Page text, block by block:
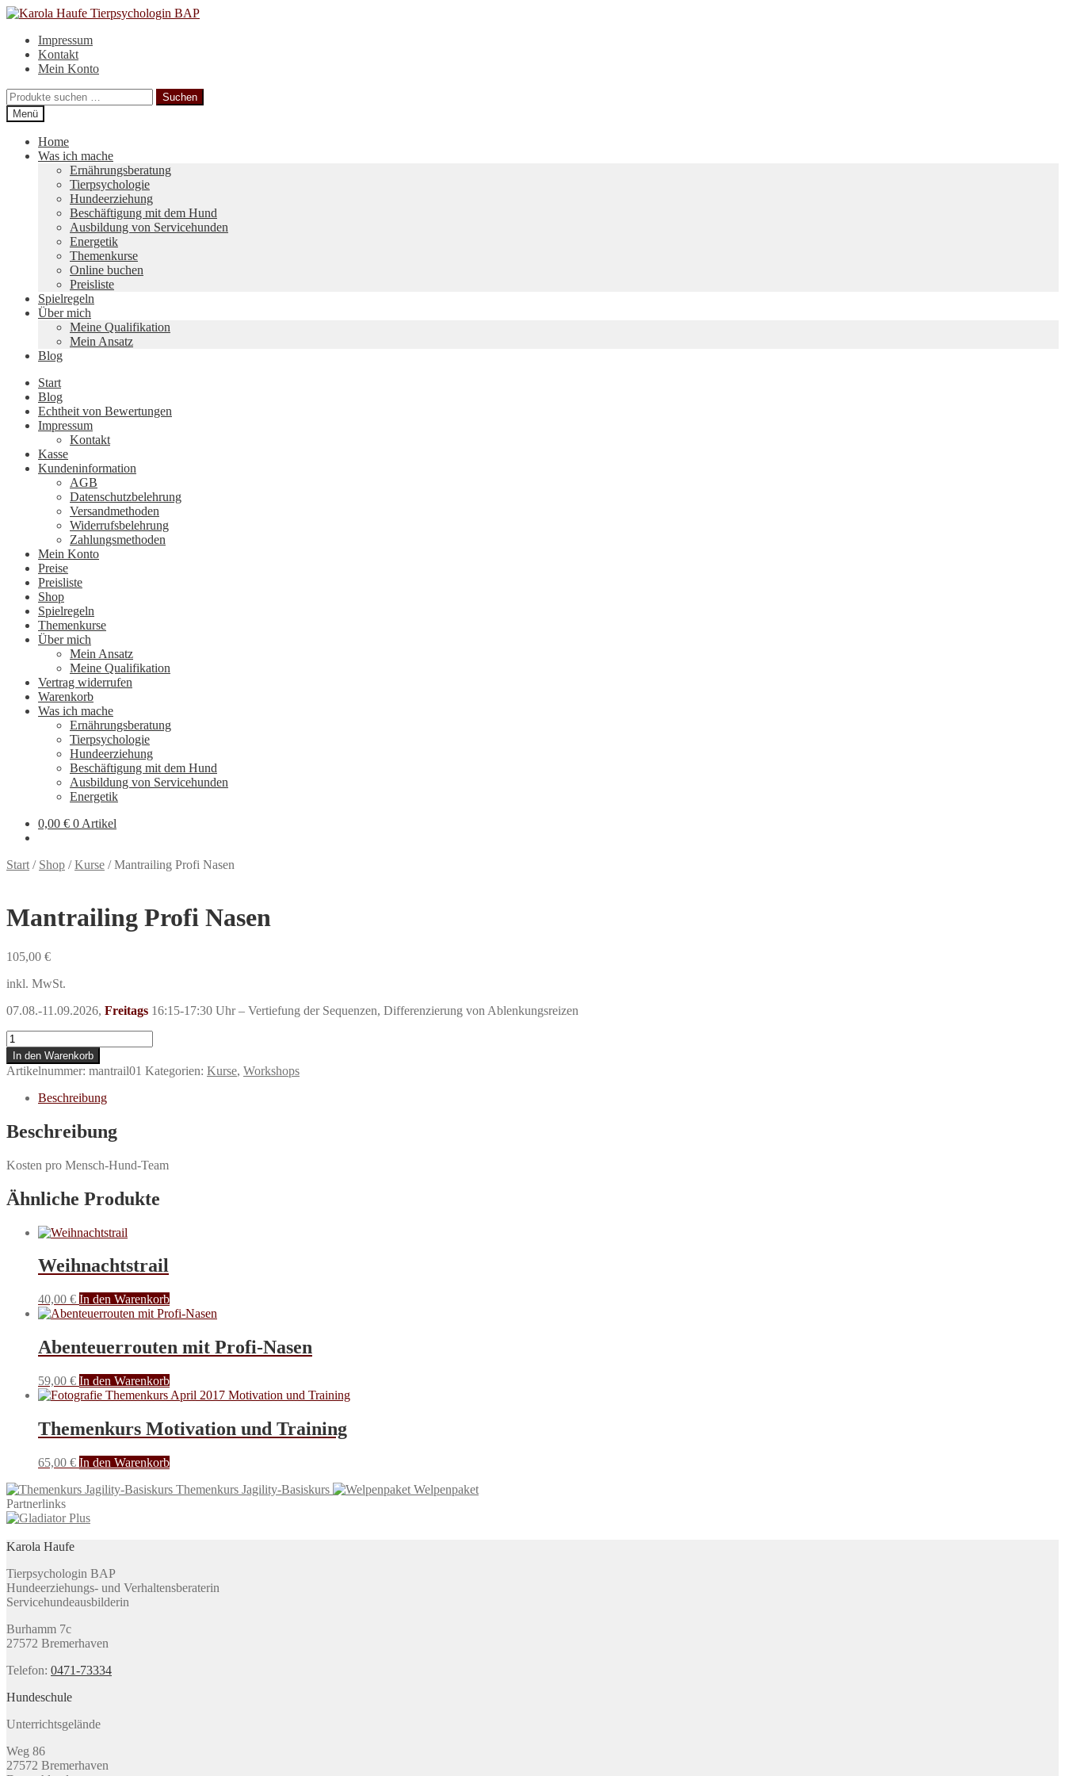
Zur
springen
Zum
springenImpressum
Kontakt
Mein Konto
Suchen
nach:
Suchen
Menü
Home
Was ich mache
Ernährungsberatung
Tierpsychologie
Hundeerziehung
Beschäftigung mit dem Hund
Ausbildung von Servicehunden
Energetik
Themenkurse
Online buchen
Preisliste
Spielregeln
Über mich
Meine Qualifikation
Mein Ansatz
Blog
Start
Blog
Echtheit von Bewertungen
Impressum
Kontakt
Kasse
Kundeninformation
AGB
Datenschutzbelehrung
Versandmethoden
Widerrufsbelehrung
Zahlungsmethoden
Mein Konto
Preise
Preisliste
Shop
Spielregeln
Themenkurse
Über mich
Mein Ansatz
Meine Qualifikation
Vertrag widerrufen
Warenkorb
Was ich mache
Ernährungsberatung
Tierpsychologie
Hundeerziehung
Beschäftigung mit dem Hund
Ausbildung von Servicehunden
Energetik
0,00 € 0 Artikel
Start / Shop /Kurse /Mantrailing Profi Nasen
Mantrailing Profi Nasen
105,00 €
inkl. MwSt.
07.08.-11.09.2026, Freitags 16:15-17:30 Uhr – Vertiefung der Sequenzen, Differenzierung von Ablenkungsreizen
Mantrailing
Profi
Nasen
Menge
In den Warenkorb
Artikelnummer: mantrail01 Kategorien: Kurse, Workshops
Beschreibung
Beschreibung
Kosten pro Mensch-Hund-Team
Ähnliche Produkte
Weihnachtstrail
40,00 € In den Warenkorb
Abenteuerrouten mit Profi-Nasen
59,00 € In den Warenkorb
Themenkurs Motivation und Training
65,00 € In den Warenkorb
Themenkurs Jagility-Basiskurs
Welpenpaket
Partnerlinks
Karola Haufe
Tierpsychologin BAP
Hundeerziehungs- und Verhaltensberaterin
Servicehundeausbilderin
Burhamm 7c
27572 Bremerhaven
Telefon: 0471-73334
Hundeschule
Unterrichtsgelände
Weg 86
27572 Bremerhaven